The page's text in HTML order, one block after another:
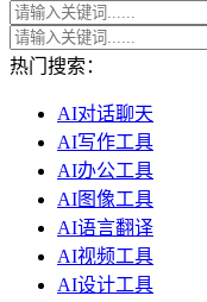
热门搜索：
AI对话聊天
AI写作工具
AI办公工具
AI图像工具
AI语言翻译
AI视频工具
AI设计工具